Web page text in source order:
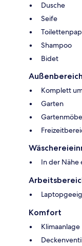
Dusche
Seife
Shampoo
Bidet
Komplett
Garten
In der Nähe
Komfort
Klimaanlage